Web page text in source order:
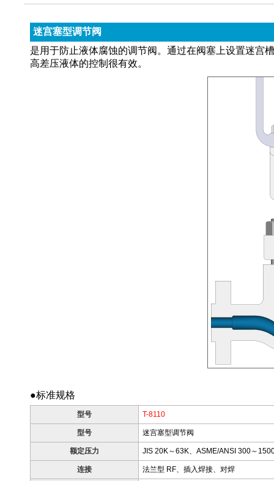
迷宫塞型调节阀
是用于防止液体腐蚀的调节阀。通过在阀塞上设置迷宫
高差压液体的控制很有效。
●标准规格
型号 T-8110
型号 迷宫塞型调节阀
额定压力 JIS 20K～63K、ASME/ANSI 300～
连接 法兰型 RF、插入焊接、对焊